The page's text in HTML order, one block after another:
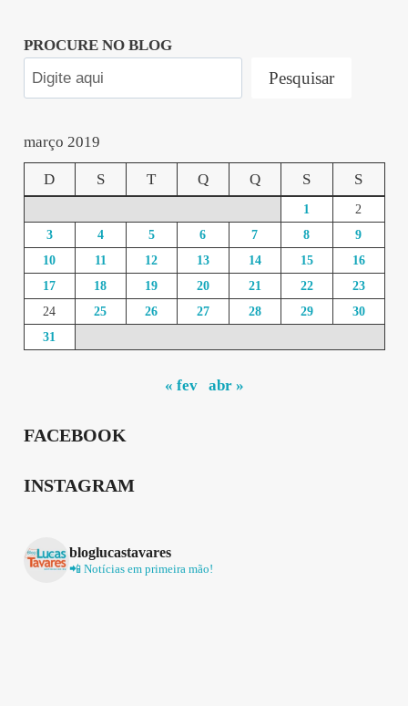
PROCURE NO BLOG
Pesquisar
março 2019
D S T Q Q S S
1
2
3
4 5 6 7 8
9
10
11 12 13 14 15
16
17
18 19 20 21 22
23
24
25 26 27 28 29
30
31
« fev abr »
FACEBOOK
INSTAGRAM
bloglucastavares
📲 Notícias em primeira mão!